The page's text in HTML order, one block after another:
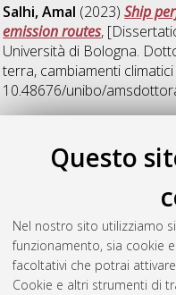
Questo
Nel nostro sito utilizziamo
funzionamento, sia cookie
facoltativi che potrai
Cookie e altri strumenti di
Salhi, Amal (2023)Ship
emission routes,
Università di Bologna.
terra, cambiamenti
10.48676/unibo/
A
, [Dissertation
di Bologna. Dottorato di
cambiamenti climatici e
10.48676/unibo/